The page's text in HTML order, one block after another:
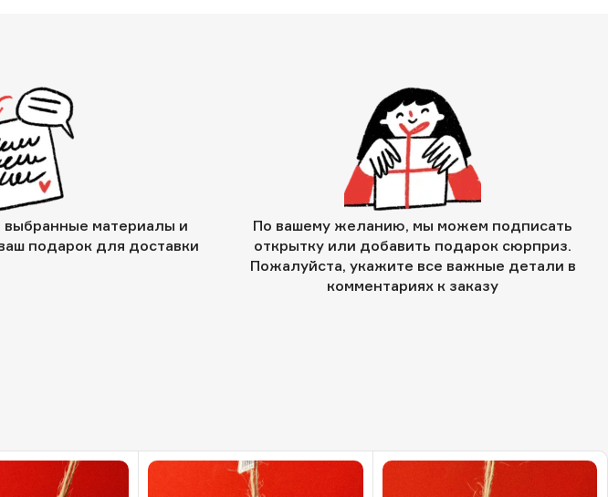
материалы и
подарок для доставки
По вашему желанию, мы можем подписать
открытку или добавить подарок сюрприз.
Пожалуйста, укажите все важные детали в
комментариях к заказу